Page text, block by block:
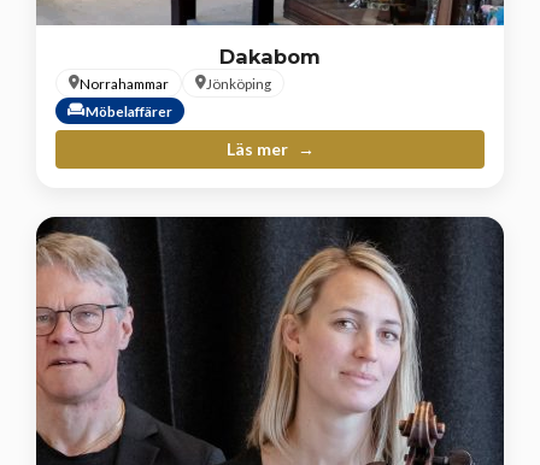
Dakabom
Norrahammar
Jönköping
Möbelaffärer
Läs mer